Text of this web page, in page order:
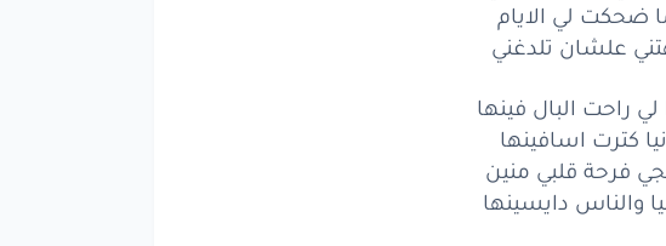
معاياالغلط
عملت
يامادغدغني
بياومستغني
ضحكت لي الايام
علشان تلدغني
لي راحت البال فينها
كترت اسافينها
فرحة قلبي منين
والناس دايسينها